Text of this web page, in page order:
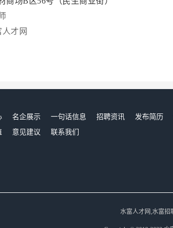
人才网
名企展示 一句话信息 招聘资讯 发布简历
意见建议 联系我们
水富人才网,水富招